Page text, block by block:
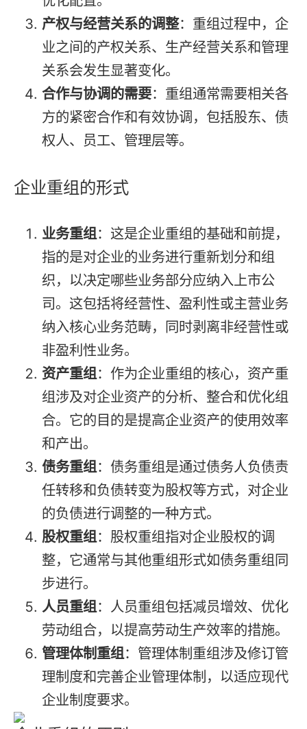
产权与经营关系的调整：重组过程中，企
业之间的产权关系、生产经营关系和管理
关系会发生显著变化。
合作与协调的需要：重组通常需要相关各
方的紧密合作和有效协调，包括股东、债
权人、员工、管理层等。
企业重组的形式
业务重组：这是企业重组的基础和前提，
指的是对企业的业务进行重新划分和组
织，以决定哪些业务部分应纳入上市公
司。这包括将经营性、盈利性或主营业务
纳入核心业务范畴，同时剥离非经营性或
非盈利性业务。
资产重组：作为企业重组的核心，资产重
组涉及对企业资产的分析、整合和优化组
合。它的目的是提高企业资产的使用效率
和产出。
债务重组：债务重组是通过债务人负债责
任转移和负债转变为股权等方式，对企业
的负债进行调整的一种方式。
股权重组：股权重组指对企业股权的调
整，它通常与其他重组形式如债务重组同
步进行。
人员重组：人员重组包括减员增效、优化
劳动组合，以提高劳动生产效率的措施。
管理体制重组：管理体制重组涉及修订管
理制度和完善企业管理体制，以适应现代
企业制度要求。